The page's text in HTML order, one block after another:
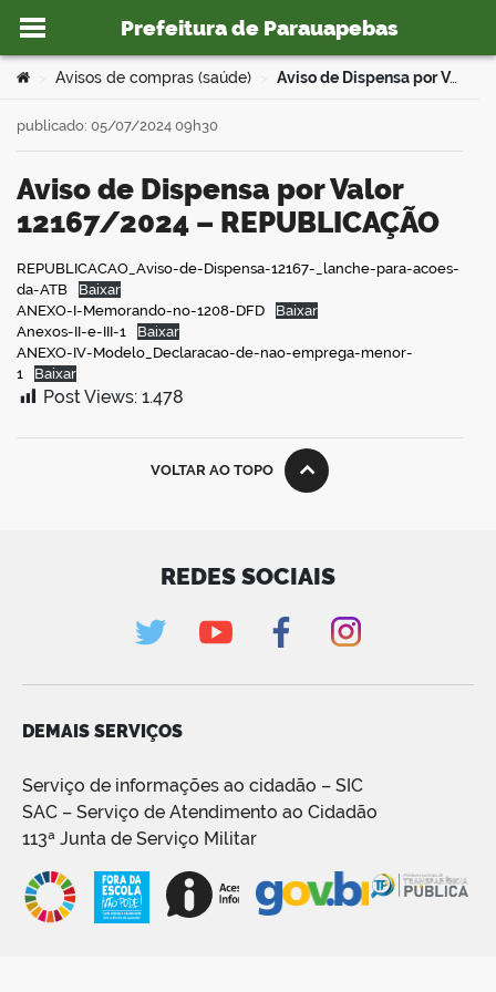
Ir para o conteúdo
Prefeitura de Parauapebas
portal
Você está aqui:
Avisos de compras (saúde) Aviso de Dispensa por Valor 12167/2024 – REPUBLICAÇÃO
Aviso de Dispensa por Valor
12167/2024 – REPUBLICAÇÃO
publicado: 05/07/2024 09h30
REPUBLICACAO_Aviso-de-Dispensa-12167-_lanche-para-acoes-
da-ATB
Baixar
ANEXO-I-Memorando-no-1208-DFD
Baixar
Anexos-II-e-III-1
Baixar
ANEXO-IV-Modelo_Declaracao-de-nao-emprega-menor-
1
Baixar
Post Views: 1.478
VOLTAR AO TOPO
REDES SOCIAIS
DEMAIS SERVIÇOS
Serviço de informações ao cidadão – SIC
SAC – Serviço de Atendimento ao Cidadão
113ª Junta de Serviço Militar